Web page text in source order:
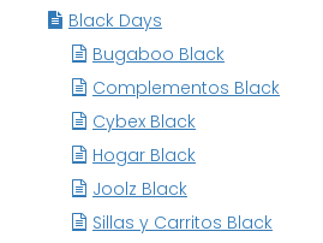
Black Days
Bugaboo Black
Complementos Black
Cybex Black
Hogar Black
Joolz Black
Sillas y Carritos Black